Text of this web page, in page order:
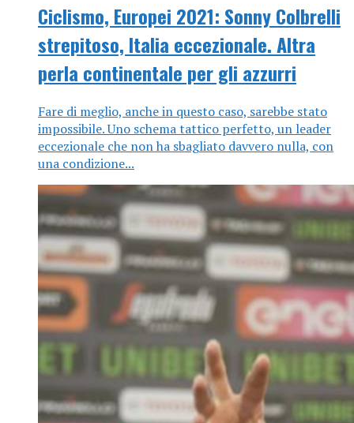
Ciclismo, Europei 2021: Sonny Colbrelli
strepitoso, Italia eccezionale. Altra
perla continentale per gli azzurri
Fare di meglio, anche in questo caso, sarebbe stato
impossibile. Uno schema tattico perfetto, un leader
eccezionale che non ha sbagliato davvero nulla, con
una condizione...